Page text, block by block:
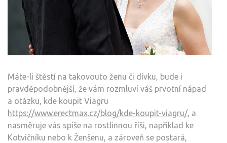
Máte-li štěstí na takovouto ženu či dívku, bude i
pravděpodobnější, že vám rozmluví váš prvotní nápad
a otázku, kde koupit Viagru
https://www.erectmax.cz/blog/kde-koupit-viagru/, a
nasměruje vás spíše na rostlinnou říši, například ke
Kotvičníku nebo k Ženšenu, a zároveň se postará,